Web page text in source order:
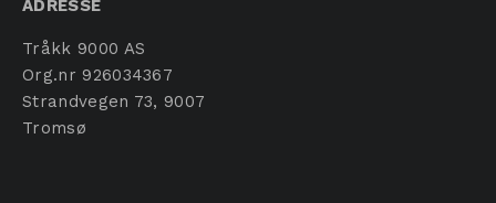
ADRESSE
Tråkk 9000 AS
Org.nr 926034367
Strandvegen 73, 9007
Tromsø